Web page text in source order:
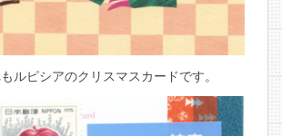
ルピシアのクリスマスカードです。